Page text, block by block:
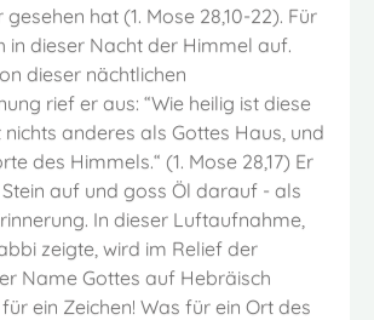
hat (1. Mose 28,10-22). Für
in dieser Nacht der Himmel auf.
dieser nächtlichen
rief er aus: “Wie heilig ist diese
nichts anderes als Gottes Haus, und
des Himmels.“ (1. Mose 28,17) Er
auf und goss Öl darauf - als
In dieser Luftaufnahme,
zeigte, wird im Relief der
Name Gottes auf Hebräisch
ein Zeichen! Was für ein Ort des